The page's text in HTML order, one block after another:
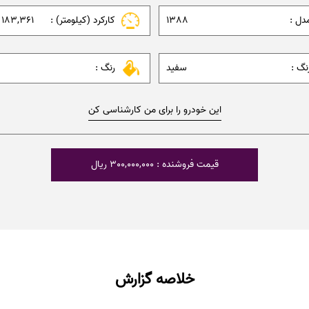
:
1388 کارکرد (کیلومتر) : 183,361 کیلومتر
: سفید رنگ :
این خودرو را برای من کارشناسی کن
قیمت فروشنده : 300,000,000 ریال
خلاصه گزارش